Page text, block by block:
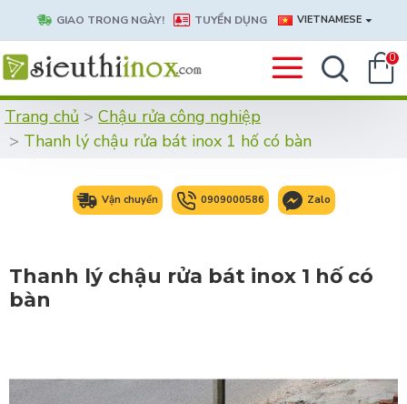
GIAO TRONG NGÀY! TUYỂN DỤNG VIETNAMESE
0
Trang chủ
Chậu rửa công nghiệp
Thanh lý chậu rửa bát inox 1 hố có bàn
Vận chuyển 0909000586 Zalo
Thanh lý chậu rửa bát inox 1 hố có
bàn